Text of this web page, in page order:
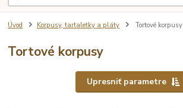
Úvod Korpusy, tartaletky a pláty Tortové korpusy
Tortové korpusy
Upresniť parametre